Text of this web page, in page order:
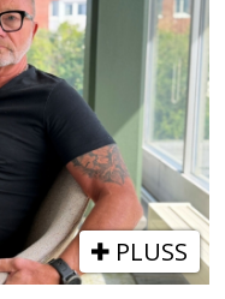
PLUSS